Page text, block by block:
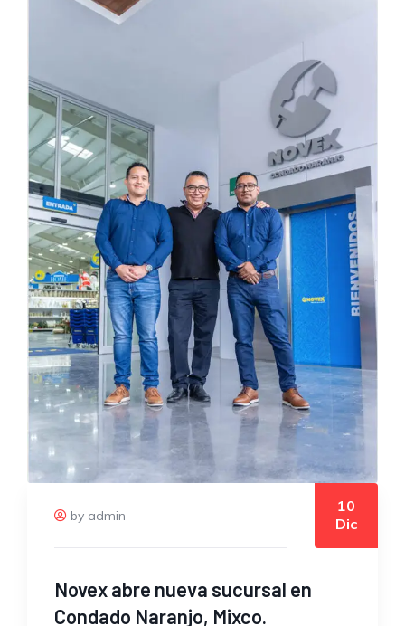
by admin
10
Dic
Novex abre nueva sucursal en
Condado Naranjo, Mixco.